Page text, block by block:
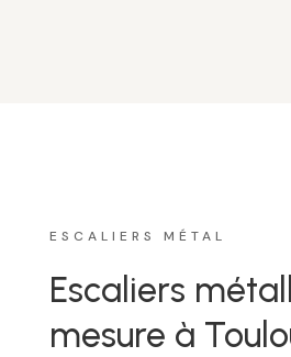
ESCALIERS MÉTAL
Escaliers
mesure à